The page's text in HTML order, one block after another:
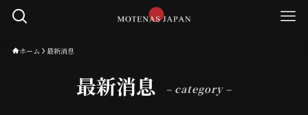
ホーム 最新消息
最新消息 – category –